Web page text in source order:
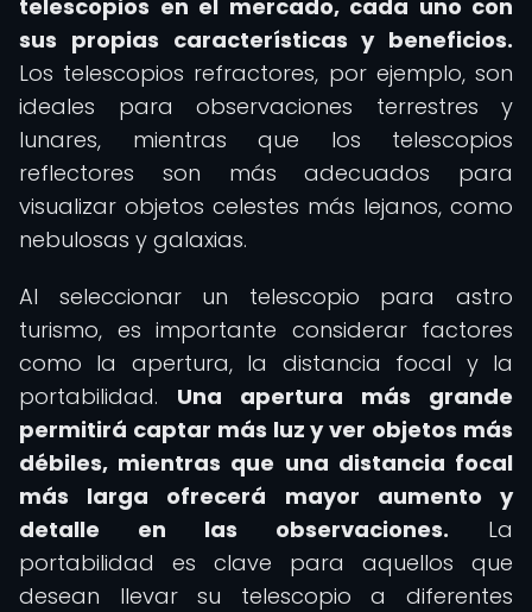
telescopios en el mercado, cada uno con
sus propias características y beneficios.
Los telescopios refractores, por ejemplo, son
ideales para observaciones terrestres y
lunares, mientras que los telescopios
reflectores son más adecuados para
visualizar objetos celestes más lejanos, como
nebulosas y galaxias.
Al seleccionar un telescopio para astro
turismo, es importante considerar factores
como la apertura, la distancia focal y la
portabilidad. Una apertura más grande
permitirá captar más luz y ver objetos más
débiles, mientras que una distancia focal
más larga ofrecerá mayor aumento y
detalle en las observaciones. La
portabilidad es clave para aquellos que
desean llevar su telescopio a diferentes